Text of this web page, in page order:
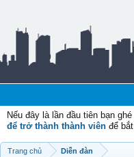
Nếu đây là lần đầu tiên bạn
để trở thành thành viên để
Trang chủ Diễn đàn